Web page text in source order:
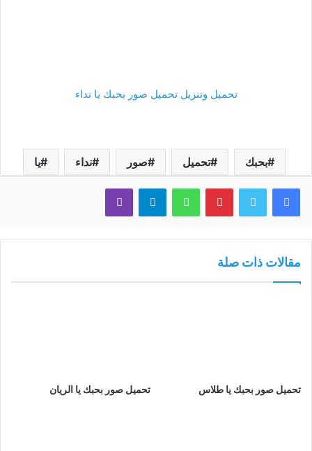
تحميل وتنزيل تحميل صور بحبك يا نداء
بحبك تحميل صور نداء يا
فيسبوك تويتر بينتيريستواتساب تيلقرام ڤايبر
مقالات ذات صلة
تحميل صور بحبك يا طلاس تحميل صور بحبك يا الريان